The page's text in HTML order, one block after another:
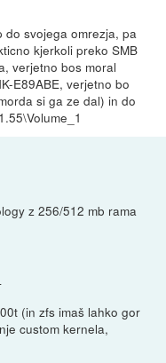
do svojega omrezja, pa
kjerkoli preko SMB
verjetno bos moral
E89ABE, verjetno bo
si ga ze dal) in do
z 256/512 mb rama
(in zfs imaš lahko gor
custom kernela,